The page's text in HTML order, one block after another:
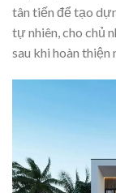
tân tiến để tạo
tự nhiên, cho chủ
sau khi hoàn thiện